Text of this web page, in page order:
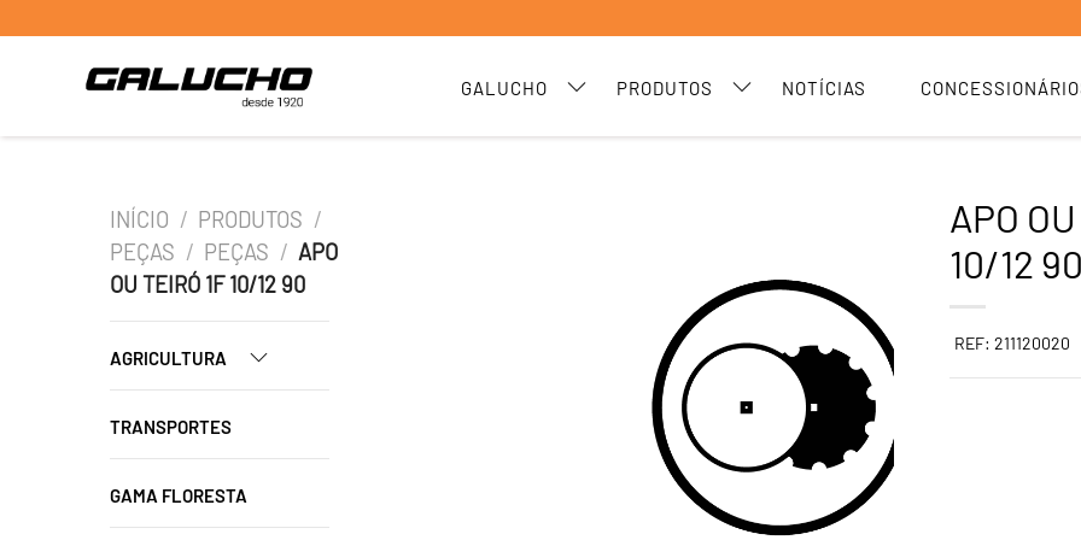
GALUCHO PRODUTOS NOTÍCIAS
INÍCIO / PRODUTOS /
PEÇAS / PEÇAS / APO
OU TEIRÓ 1F 10/12 90
AGRICULTURA
TRANSPORTES
GAMA FLORESTA
APO
10/12 90
REF: 211120020